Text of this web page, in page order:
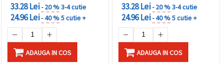
33.28 Lei- 20 %3-4 cutie
24.96 Lei- 40 %5 cutie +
ADAUGA IN COS
33.28 Lei- 20 %3-4 cutie
24.96 Lei- 40 %5 cutie +
ADAUGA IN COS